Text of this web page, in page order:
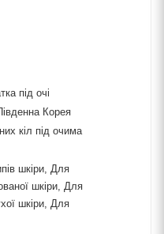
під очі
Корея
кіл під очима
шкіри, Для
шкіри, Для
шкіри, Для